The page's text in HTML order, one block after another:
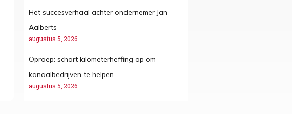
Het succesverhaal achter ondernemer Jan
Aalberts
augustus 5, 2026
Oproep: schort kilometerheffing op om
kanaalbedrijven te helpen
augustus 5, 2026